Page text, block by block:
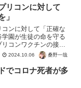
リコンに対して
」
ンに対して「正確な
園が生徒の命を守る
コンワクチンの接種
得たうえで」とのこ
ービューティーだけじ
大手も警告。もちろん
拒否...
2024.10.06 桑野一哉
でコロナ死者が多